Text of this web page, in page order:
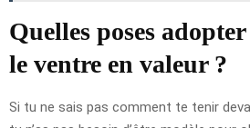
Quelles poses
le ventre en valeur ?
Si tu ne sais pas comment te tenir